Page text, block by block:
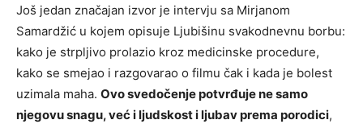
Još jedan značajan izvor je intervju sa Mirjanom
Samardžić u kojem opisuje Ljubišinu svakodnevnu borbu:
kako je strpljivo prolazio kroz medicinske procedure,
kako se smejao i razgovarao o filmu čak i kada je bolest
uzimala maha. Ovo svedočenje potvrđuje ne samo
njegovu snagu, već i ljudskost i ljubav prema porodici,